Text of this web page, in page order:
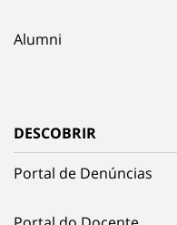
Alumni
DESCOBRIR
Portal de Denúncias